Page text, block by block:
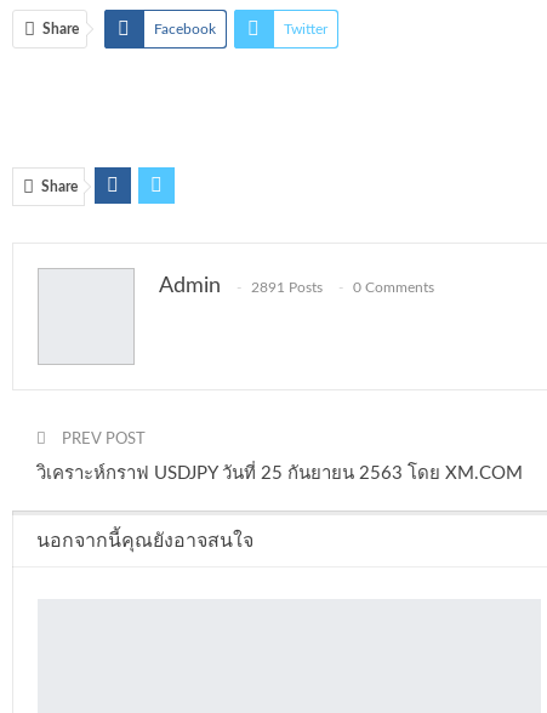
Share Facebook Twitter
Share
Admin 2891 Posts 0 Comments
PREV POST
วิเคราะห์กราฟ USDJPY วันที่ 25 กันยายน 2563 โดย XM.COM
นอกจากนี้คุณยังอาจสนใจ